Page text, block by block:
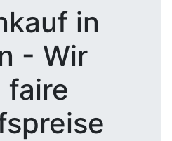
in
- Wir
faire